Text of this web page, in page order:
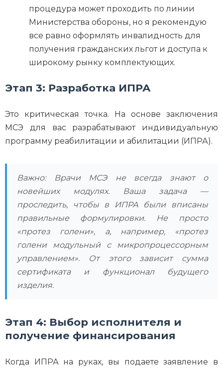
процедура может проходить по линии
Министерства обороны, но я рекомендую
все равно оформлять инвалидность для
получения гражданских льгот и доступа к
широкому рынку комплектующих.
Этап 3: Разработка ИПРА
Это критическая точка. На основе заключения
МСЭ для вас разрабатывают индивидуальную
программу реабилитации и абилитации (ИПРА).
Важно: Врачи МСЭ не всегда знают о
новейших модулях. Ваша задача —
проследить, чтобы в ИПРА были вписаны
правильные формулировки. Не просто
«протез голени», а, например, «протез
голени модульный с микропроцессорным
управлением». От этого зависит сумма
сертификата и функционал будущего
изделия.
Этап 4: Выбор исполнителя и
получение финансирования
Когда ИПРА на руках, вы подаете заявление в